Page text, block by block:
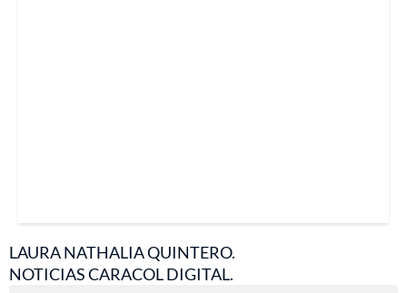
LAURA NATHALIA QUINTERO.
NOTICIAS CARACOL DIGITAL.